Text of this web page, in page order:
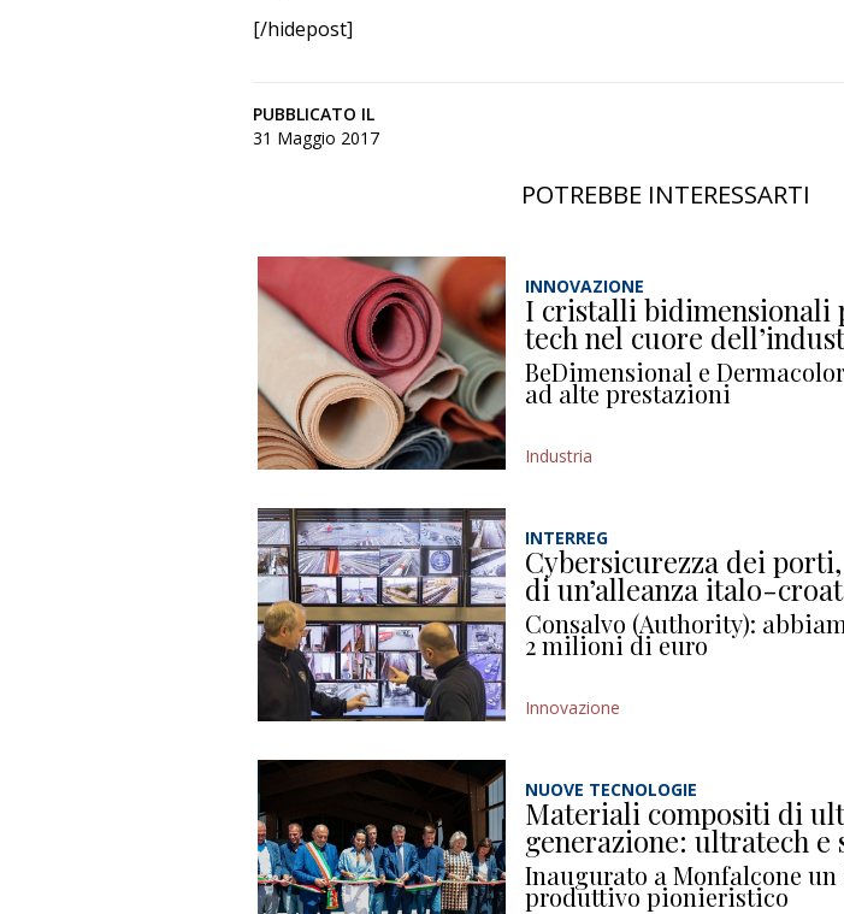
[/hidepost]
PUBBLICATO IL
31 Maggio 2017
POTREBBE INTERESSARTI
INNOVAZIONE
I cristalli bidimensionali
tech nel cuore
BeDimensional e
ad alte prestazioni
Industria
INTERREG
Cybersicurezza dei
di un’alleanza italo-
Consalvo (Authority):
2 milioni di euro
Innovazione
NUOVE TECNOLOGIE
Materiali compositi di
generazione: ultratech e
Inaugurato a Monfalcone
produttivo pionieristico